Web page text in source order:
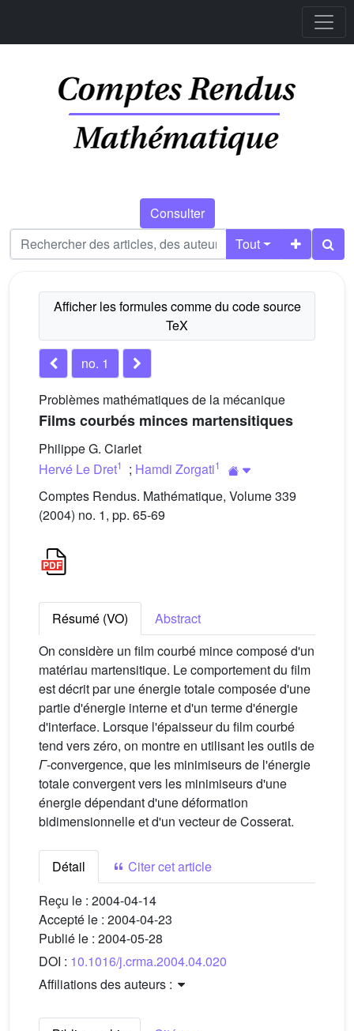
Consulter
Tout
no. 1
Problèmes mathématiques de la mécanique
Films courbés minces martensitiques
Philippe G. Ciarlet
Hervé Le Dret1 ; Hamdi Zorgati1
Comptes Rendus. Mathématique, Volume 339
(2004) no. 1, pp. 65-69
Résumé (VO)
Abstract
On considère un film courbé mince composé d'un
matériau martensitique. Le comportement du film
est décrit par une énergie totale composée d'une
partie d'énergie interne et d'un terme d'énergie
d'interface. Lorsque l'épaisseur du film courbé
tend vers zéro, on montre en utilisant les outils de
Γ-convergence, que les minimiseurs de l'énergie
totale convergent vers les minimiseurs d'une
énergie dépendant d'une déformation
bidimensionnelle et d'un vecteur de Cosserat.
Détail
Citer cet article
Reçu le : 2004-04-14
Accepté le : 2004-04-23
Publié le : 2004-05-28
DOI : 10.1016/j.crma.2004.04.020
Affiliations des auteurs :